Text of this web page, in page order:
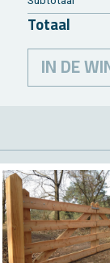
To­taal
IN DE